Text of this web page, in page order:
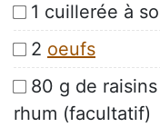
1 cuillerée à
2 oeufs
80 g de
rhum (facultatif)